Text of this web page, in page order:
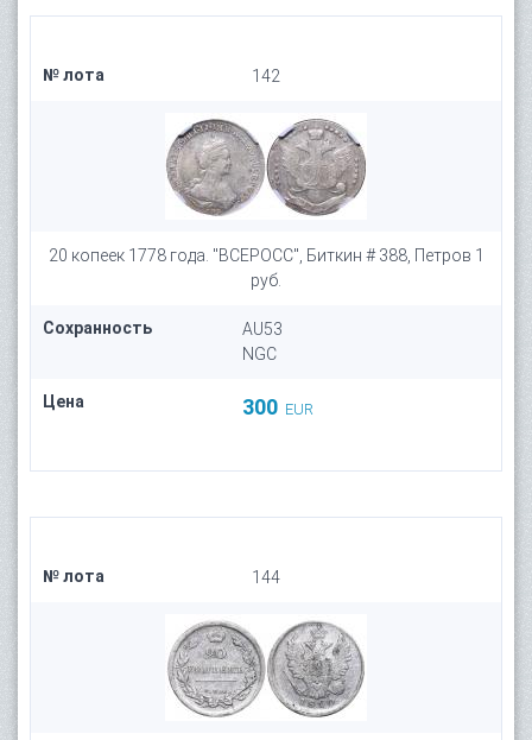
№ лота 142
20 копеек 1778 года. "ВСЕРОСС", Биткин # 388, Петров 1
руб.
Сохранность
AU53
NGC
Цена 300 EUR
№ лота 144